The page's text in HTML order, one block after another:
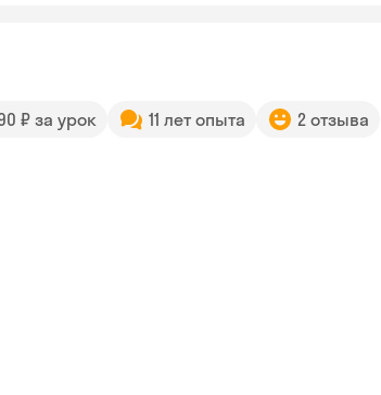
₽ за урок 11 лет опыта 2 отзыва